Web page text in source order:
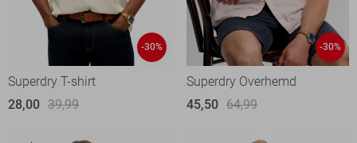
-30%
Superdry T-shirt
28,00 39,99
-30%
Superdry Overhemd
45,50 64,99